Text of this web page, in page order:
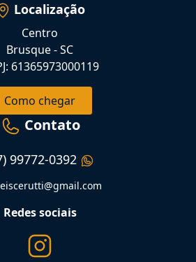
Localização
Centro
Brusque - SC
61365973000119
Como chegar
Contato
99772-0392
Redes sociais